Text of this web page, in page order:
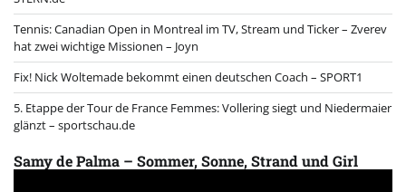
Tennis: Canadian Open in Montreal im TV, Stream und Ticker – Zverev
hat zwei wichtige Missionen – Joyn
Fix! Nick Woltemade bekommt einen deutschen Coach – SPORT1
5. Etappe der Tour de France Femmes: Vollering siegt und Niedermaier
glänzt – sportschau.de
Samy de Palma – Sommer, Sonne, Strand und Girl